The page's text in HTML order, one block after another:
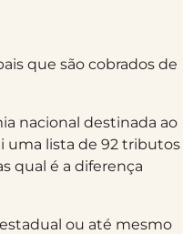
que são cobrados de
nacional destinada ao
uma lista de 92 tributos
qual é a diferença
ou até mesmo